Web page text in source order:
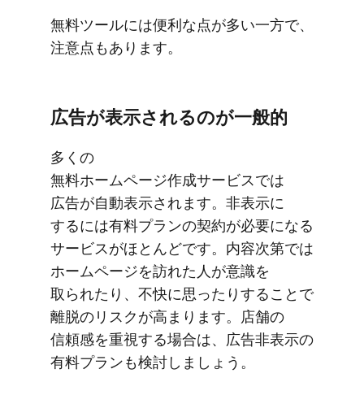
無料ツールには​便利な​点が​多い​一方で、​
注意点も​あります。
広告が​表示されるのが​一般的
多くの​
無料ホームページ作成サービスでは​
広告が​自動表示されます。​非表示に​
するには​有料プランの​契約が​必要に​なる​
サービスが​ほとんどです。​内容次第では​
ホームページを​訪れた​人が​意識を​
取られたり、​不快に​思ったりする​ことで​
離脱の​リスクが​高まります。​店舗の​
信頼感を​重視する​場合は、​広告非​表示の​
有料プランも​検討しましょう。